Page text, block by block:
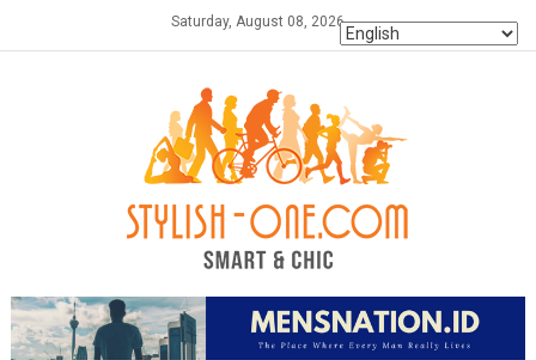
Saturday, August 08, 2026